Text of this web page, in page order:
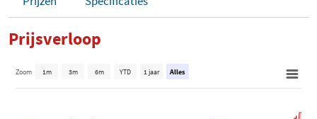
Prijsverloop
Zoom 1m 3m 6m YTD 1 jaar Alles